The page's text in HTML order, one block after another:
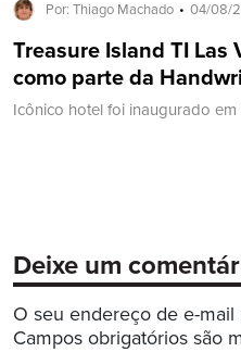
Por: Thiago Machado 04/08/
Treasure Island TI Las
como parte da
Icônico hotel foi inaugurado em
Deixe um
O seu endereço de e-mail
Campos obrigatórios são